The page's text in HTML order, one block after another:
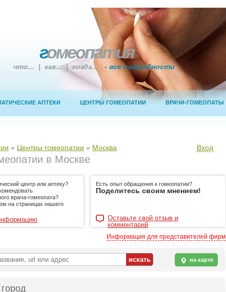
гомеопатия
что... | как... | когда... - все подробности
ВРАЧИ-ГОМЕОПАТЫ
ЦЕНТРЫ ГОМЕОПАТИИ
АПТЕКИ
» Центры гомеопатии » Москва Вход
в Москве
центр или аптеку?
врача-гомеопата?
на страницах нашего
Есть опыт обращения к гомеопатии?
Поделитесь своим мнением!
Оставьте свой отзыв и
комментарий
Информация для представителей фирм
на карте